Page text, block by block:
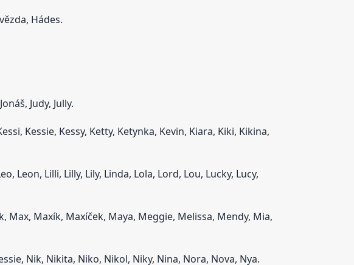
Hádes.
Judy, Jully.
Kessie, Kessy, Ketty, Ketynka, Kevin, Kiara, Kiki, Kikina,
Leon, Lilli, Lilly, Lily, Linda, Lola, Lord, Lou, Lucky, Lucy,
Maxík, Maxíček, Maya, Meggie, Melissa, Mendy, Mia,
Nik, Nikita, Niko, Nikol, Niky, Nina, Nora, Nova, Nya.